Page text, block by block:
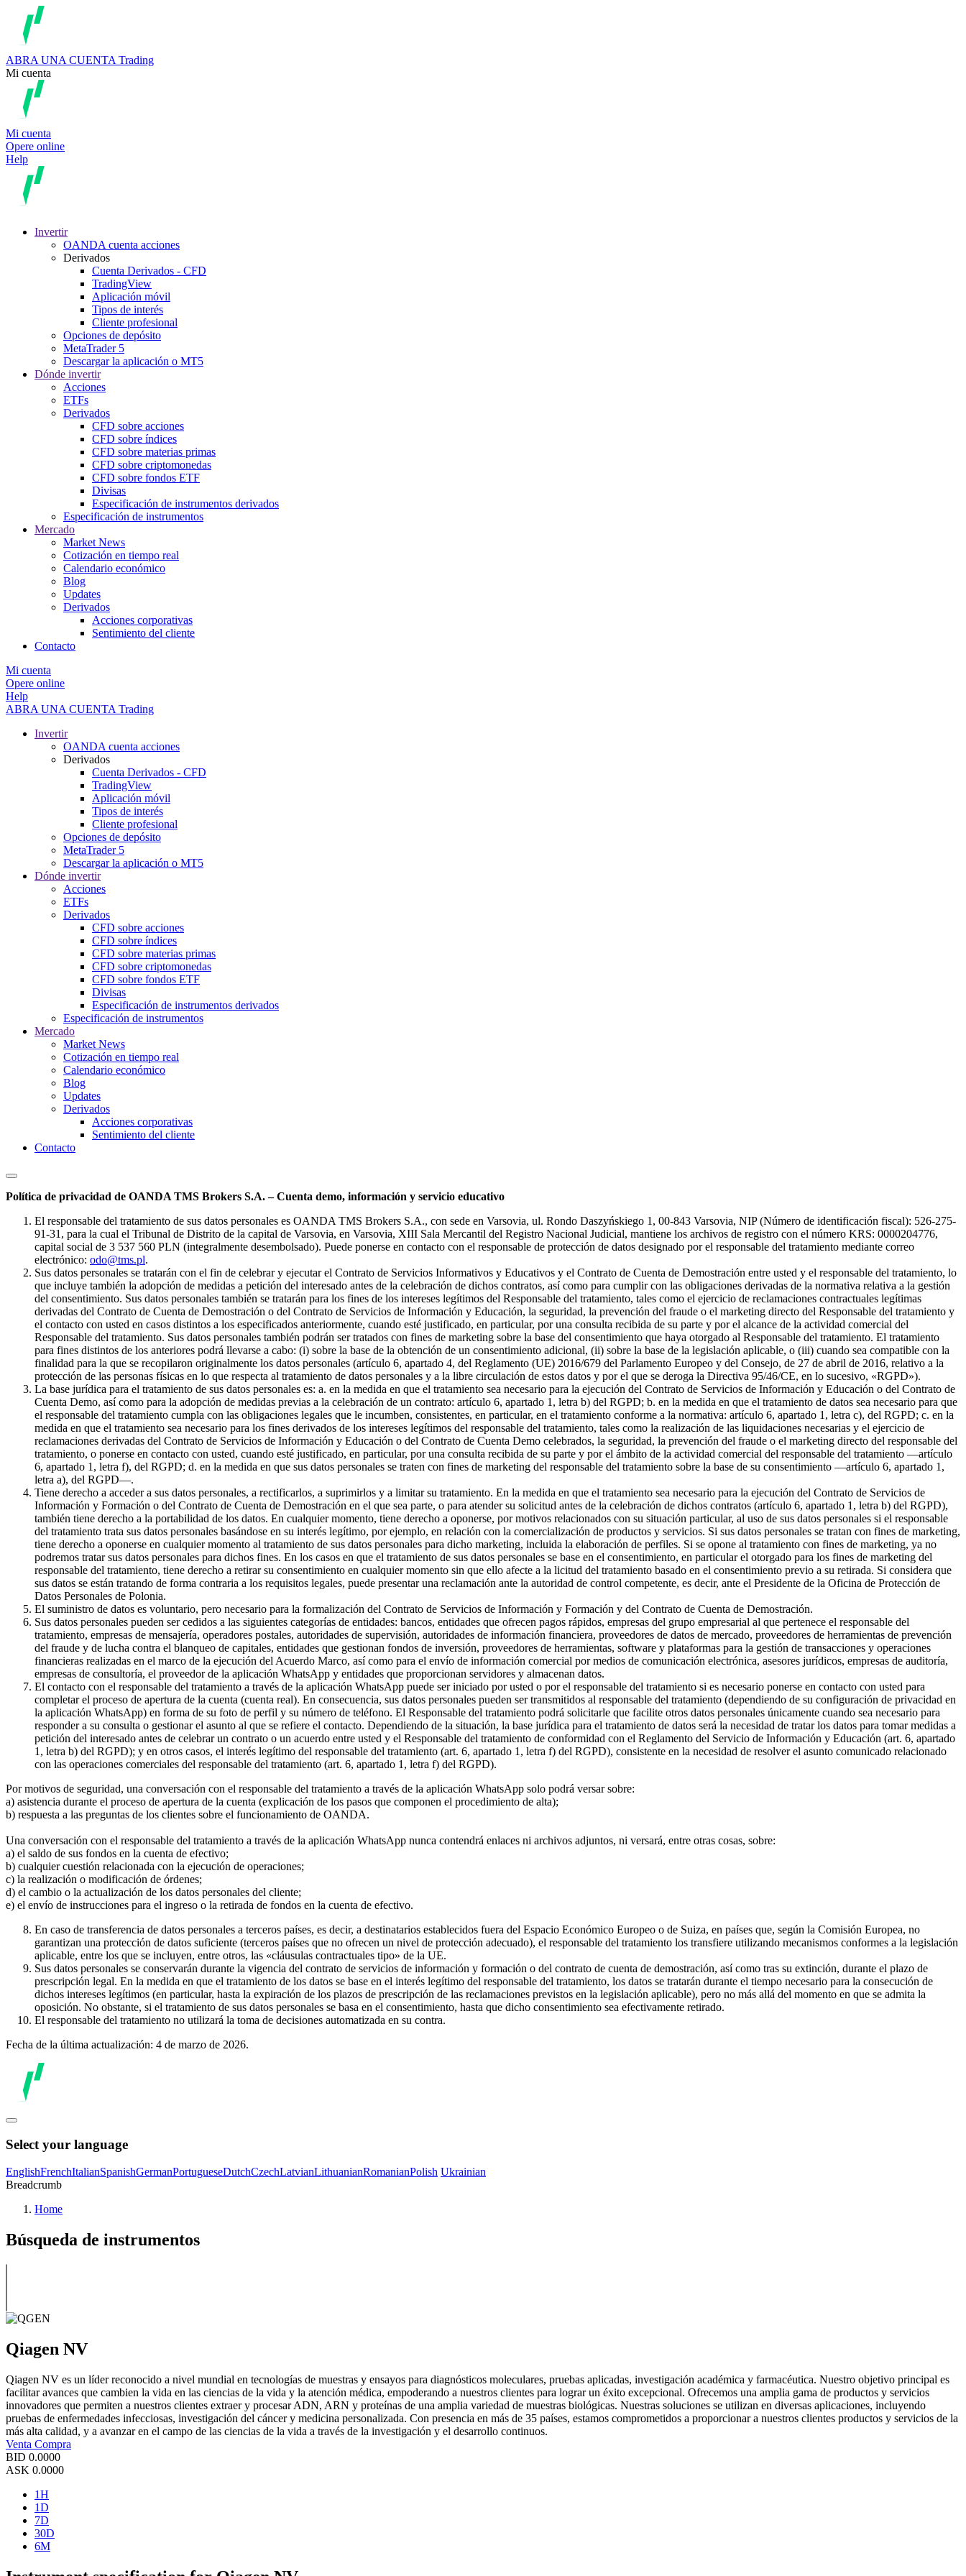
ABRA UNA CUENTA Trading
Mi cuenta
Mi cuenta
Opere online
Help
Invertir
OANDA cuenta acciones
Derivados
Cuenta Derivados - CFD
TradingView
Aplicación móvil
Tipos de interés
Cliente profesional
Opciones de depósito
MetaTrader 5
Descargar la aplicación o MT5
Dónde invertir
Acciones
ETFs
Derivados
CFD sobre acciones
CFD sobre índices
CFD sobre materias primas
CFD sobre criptomonedas
CFD sobre fondos ETF
Divisas
Especificación de instrumentos derivados
Especificación de instrumentos
Mercado
Market News
Cotización en tiempo real
Calendario económico
Blog
Updates
Derivados
Acciones corporativas
Sentimiento del cliente
Contacto
Mi cuenta
Opere online
Help
ABRA UNA CUENTA Trading
Invertir
OANDA cuenta acciones
Derivados
Cuenta Derivados - CFD
TradingView
Aplicación móvil
Tipos de interés
Cliente profesional
Opciones de depósito
MetaTrader 5
Descargar la aplicación o MT5
Dónde invertir
Acciones
ETFs
Derivados
CFD sobre acciones
CFD sobre índices
CFD sobre materias primas
CFD sobre criptomonedas
CFD sobre fondos ETF
Divisas
Especificación de instrumentos derivados
Especificación de instrumentos
Mercado
Market News
Cotización en tiempo real
Calendario económico
Blog
Updates
Derivados
Acciones corporativas
Sentimiento del cliente
Contacto
Política de privacidad de OANDA TMS Brokers S.A. – Cuenta demo, información y servicio educativo
El responsable del tratamiento de sus datos personales es OANDA TMS Brokers S.A., con sede en Varsovia, ul. Rondo Daszyńskiego 1, 00-843 Varsovia, NIP (Número de identificación fiscal): 526-275-
91-31, para la cual el Tribunal de Distrito de la capital de Varsovia, en Varsovia, XIII Sala Mercantil del Registro Nacional Judicial, mantiene los archivos de registro con el número KRS: 0000204776,
capital social de 3 537 560 PLN (integralmente desembolsado). Puede ponerse en contacto con el responsable de protección de datos designado por el responsable del tratamiento mediante correo
electrónico: odo@tms.pl.
Sus datos personales se tratarán con el fin de celebrar y ejecutar el Contrato de Servicios Informativos y Educativos y el Contrato de Cuenta de Demostración entre usted y el responsable del tratamiento, lo
que incluye también la adopción de medidas a petición del interesado antes de la celebración de dichos contratos, así como para cumplir con las obligaciones derivadas de la normativa relativa a la gestión
del consentimiento. Sus datos personales también se tratarán para los fines de los intereses legítimos del Responsable del tratamiento, tales como el ejercicio de reclamaciones contractuales legítimas
derivadas del Contrato de Cuenta de Demostración o del Contrato de Servicios de Información y Educación, la seguridad, la prevención del fraude o el marketing directo del Responsable del tratamiento y
el contacto con usted en casos distintos a los especificados anteriormente, cuando esté justificado, en particular, por una consulta recibida de su parte y por el alcance de la actividad comercial del
Responsable del tratamiento. Sus datos personales también podrán ser tratados con fines de marketing sobre la base del consentimiento que haya otorgado al Responsable del tratamiento. El tratamiento
para fines distintos de los anteriores podrá llevarse a cabo: (i) sobre la base de la obtención de un consentimiento adicional, (ii) sobre la base de la legislación aplicable, o (iii) cuando sea compatible con la
finalidad para la que se recopilaron originalmente los datos personales (artículo 6, apartado 4, del Reglamento (UE) 2016/679 del Parlamento Europeo y del Consejo, de 27 de abril de 2016, relativo a la
protección de las personas físicas en lo que respecta al tratamiento de datos personales y a la libre circulación de estos datos y por el que se deroga la Directiva 95/46/CE, en lo sucesivo, «RGPD»).
La base jurídica para el tratamiento de sus datos personales es: a. en la medida en que el tratamiento sea necesario para la ejecución del Contrato de Servicios de Información y Educación o del Contrato de
Cuenta Demo, así como para la adopción de medidas previas a la celebración de un contrato: artículo 6, apartado 1, letra b) del RGPD; b. en la medida en que el tratamiento de datos sea necesario para que
el responsable del tratamiento cumpla con las obligaciones legales que le incumben, consistentes, en particular, en el tratamiento conforme a la normativa: artículo 6, apartado 1, letra c), del RGPD; c. en la
medida en que el tratamiento sea necesario para los fines derivados de los intereses legítimos del responsable del tratamiento, tales como la realización de las liquidaciones necesarias y el ejercicio de
reclamaciones derivadas del Contrato de Servicios de Información y Educación o del Contrato de Cuenta Demo celebrados, la seguridad, la prevención del fraude o el marketing directo del responsable del
tratamiento, o ponerse en contacto con usted, cuando esté justificado, en particular, por una consulta recibida de su parte y por el ámbito de la actividad comercial del responsable del tratamiento —artículo
6, apartado 1, letra f), del RGPD; d. en la medida en que sus datos personales se traten con fines de marketing del responsable del tratamiento sobre la base de su consentimiento —artículo 6, apartado 1,
letra a), del RGPD—.
Tiene derecho a acceder a sus datos personales, a rectificarlos, a suprimirlos y a limitar su tratamiento. En la medida en que el tratamiento sea necesario para la ejecución del Contrato de Servicios de
Información y Formación o del Contrato de Cuenta de Demostración en el que sea parte, o para atender su solicitud antes de la celebración de dichos contratos (artículo 6, apartado 1, letra b) del RGPD),
también tiene derecho a la portabilidad de los datos. En cualquier momento, tiene derecho a oponerse, por motivos relacionados con su situación particular, al uso de sus datos personales si el responsable
del tratamiento trata sus datos personales basándose en su interés legítimo, por ejemplo, en relación con la comercialización de productos y servicios. Si sus datos personales se tratan con fines de marketing,
tiene derecho a oponerse en cualquier momento al tratamiento de sus datos personales para dicho marketing, incluida la elaboración de perfiles. Si se opone al tratamiento con fines de marketing, ya no
podremos tratar sus datos personales para dichos fines. En los casos en que el tratamiento de sus datos personales se base en el consentimiento, en particular el otorgado para los fines de marketing del
responsable del tratamiento, tiene derecho a retirar su consentimiento en cualquier momento sin que ello afecte a la licitud del tratamiento basado en el consentimiento previo a su retirada. Si considera que
sus datos se están tratando de forma contraria a los requisitos legales, puede presentar una reclamación ante la autoridad de control competente, es decir, ante el Presidente de la Oficina de Protección de
Datos Personales de Polonia.
El suministro de datos es voluntario, pero necesario para la formalización del Contrato de Servicios de Información y Formación y del Contrato de Cuenta de Demostración.
Sus datos personales pueden ser cedidos a las siguientes categorías de entidades: bancos, entidades que ofrecen pagos rápidos, empresas del grupo empresarial al que pertenece el responsable del
tratamiento, empresas de mensajería, operadores postales, autoridades de supervisión, autoridades de información financiera, proveedores de datos de mercado, proveedores de herramientas de prevención
del fraude y de lucha contra el blanqueo de capitales, entidades que gestionan fondos de inversión, proveedores de herramientas, software y plataformas para la gestión de transacciones y operaciones
financieras realizadas en el marco de la ejecución del Acuerdo Marco, así como para el envío de información comercial por medios de comunicación electrónica, asesores jurídicos, empresas de auditoría,
empresas de consultoría, el proveedor de la aplicación WhatsApp y entidades que proporcionan servidores y almacenan datos.
El contacto con el responsable del tratamiento a través de la aplicación WhatsApp puede ser iniciado por usted o por el responsable del tratamiento si es necesario ponerse en contacto con usted para
completar el proceso de apertura de la cuenta (cuenta real). En consecuencia, sus datos personales pueden ser transmitidos al responsable del tratamiento (dependiendo de su configuración de privacidad en
la aplicación WhatsApp) en forma de su foto de perfil y su número de teléfono. El Responsable del tratamiento podrá solicitarle que facilite otros datos personales únicamente cuando sea necesario para
responder a su consulta o gestionar el asunto al que se refiere el contacto. Dependiendo de la situación, la base jurídica para el tratamiento de datos será la necesidad de tratar los datos para tomar medidas a
petición del interesado antes de celebrar un contrato o un acuerdo entre usted y el Responsable del tratamiento de conformidad con el Reglamento del Servicio de Información y Educación (art. 6, apartado
1, letra b) del RGPD); y en otros casos, el interés legítimo del responsable del tratamiento (art. 6, apartado 1, letra f) del RGPD), consistente en la necesidad de resolver el asunto comunicado relacionado
con las operaciones comerciales del responsable del tratamiento (art. 6, apartado 1, letra f) del RGPD).
Por motivos de seguridad, una conversación con el responsable del tratamiento a través de la aplicación WhatsApp solo podrá versar sobre:
a) asistencia durante el proceso de apertura de la cuenta (explicación de los pasos que componen el procedimiento de alta);
b) respuesta a las preguntas de los clientes sobre el funcionamiento de OANDA.
Una conversación con el responsable del tratamiento a través de la aplicación WhatsApp nunca contendrá enlaces ni archivos adjuntos, ni versará, entre otras cosas, sobre:
a) el saldo de sus fondos en la cuenta de efectivo;
b) cualquier cuestión relacionada con la ejecución de operaciones;
c) la realización o modificación de órdenes;
d) el cambio o la actualización de los datos personales del cliente;
e) el envío de instrucciones para el ingreso o la retirada de fondos en la cuenta de efectivo.
En caso de transferencia de datos personales a terceros países, es decir, a destinatarios establecidos fuera del Espacio Económico Europeo o de Suiza, en países que, según la Comisión Europea, no
garantizan una protección de datos suficiente (terceros países que no ofrecen un nivel de protección adecuado), el responsable del tratamiento los transfiere utilizando mecanismos conformes a la legislación
aplicable, entre los que se incluyen, entre otros, las «cláusulas contractuales tipo» de la UE.
Sus datos personales se conservarán durante la vigencia del contrato de servicios de información y formación o del contrato de cuenta de demostración, así como tras su extinción, durante el plazo de
prescripción legal. En la medida en que el tratamiento de los datos se base en el interés legítimo del responsable del tratamiento, los datos se tratarán durante el tiempo necesario para la consecución de
dichos intereses legítimos (en particular, hasta la expiración de los plazos de prescripción de las reclamaciones previstos en la legislación aplicable), pero no más allá del momento en que se admita la
oposición. No obstante, si el tratamiento de sus datos personales se basa en el consentimiento, hasta que dicho consentimiento sea efectivamente retirado.
El responsable del tratamiento no utilizará la toma de decisiones automatizada en su contra.
Fecha de la última actualización: 4 de marzo de 2026.
Select your language
EnglishFrenchItalianSpanishGermanPortugueseDutchCzechLatvianLithuanianRomanianPolish Ukrainian
Breadcrumb
Home
Búsqueda de instrumentos
Qiagen NV
Qiagen NV es un líder reconocido a nivel mundial en tecnologías de muestras y ensayos para diagnósticos moleculares, pruebas aplicadas, investigación académica y farmacéutica. Nuestro objetivo principal es
facilitar avances que cambien la vida en las ciencias de la vida y la atención médica, empoderando a nuestros clientes para lograr un éxito excepcional. Ofrecemos una amplia gama de productos y servicios
innovadores que permiten a nuestros clientes extraer y procesar ADN, ARN y proteínas de una amplia variedad de muestras biológicas. Nuestras soluciones se utilizan en diversas aplicaciones, incluyendo
pruebas de enfermedades infecciosas, investigación del cáncer y medicina personalizada. Con presencia en más de 35 países, estamos comprometidos a proporcionar a nuestros clientes productos y servicios de la
más alta calidad, y a avanzar en el campo de las ciencias de la vida a través de la investigación y el desarrollo continuos.
Venta Compra
BID 0.0000
ASK 0.0000
1H
1D
7D
30D
6M